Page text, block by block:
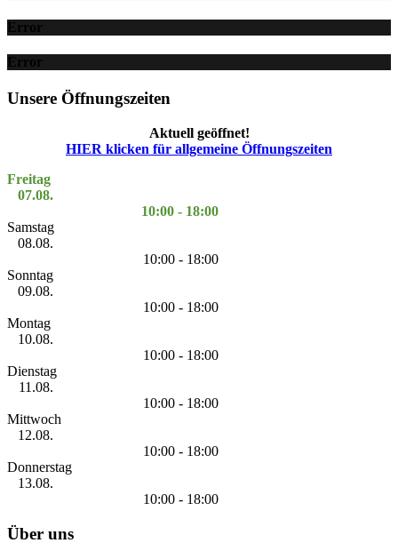
Error
Error
Unsere Öffnungszeiten
Aktuell geöffnet!
HIER klicken für allgemeine Öffnungszeiten
Freitag
07.08.
10:00 - 18:00
Samstag
08.08.
10:00 - 18:00
Sonntag
09.08.
10:00 - 18:00
Montag
10.08.
10:00 - 18:00
Dienstag
11.08.
10:00 - 18:00
Mittwoch
12.08.
10:00 - 18:00
Donnerstag
13.08.
10:00 - 18:00
Über uns